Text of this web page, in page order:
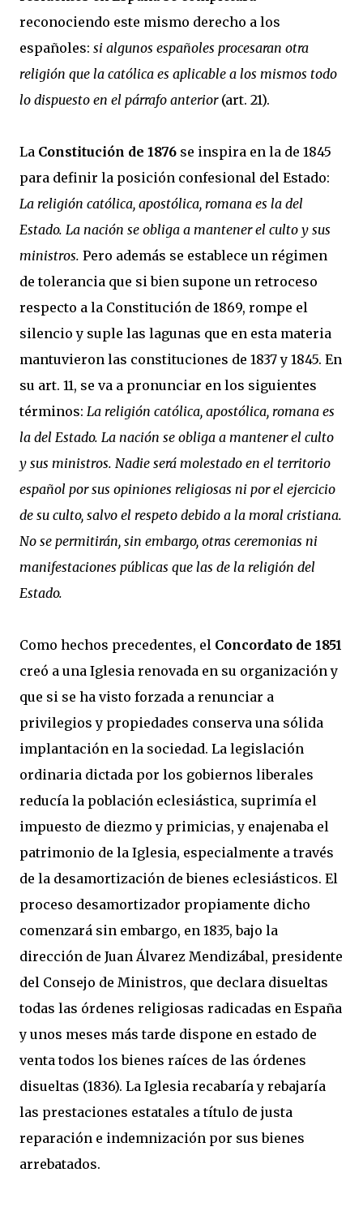
reconociendo este mismo derecho a los
españoles: si algunos españoles procesaran otra
religión que la católica es aplicable a los mismos todo
lo dispuesto en el párrafo anterior (art. 21).
La Constitución de 1876 se inspira en la de 1845
para definir la posición confesional del Estado:
La religión católica, apostólica, romana es la del
Estado. La nación se obliga a mantener el culto y sus
ministros. Pero además se establece un régimen
de tolerancia que si bien supone un retroceso
respecto a la Constitución de 1869, rompe el
silencio y suple las lagunas que en esta materia
mantuvieron las constituciones de 1837 y 1845. En
su art. 11, se va a pronunciar en los siguientes
términos: La religión católica, apostólica, romana es
la del Estado. La nación se obliga a mantener el culto
y sus ministros. Nadie será molestado en el territorio
español por sus opiniones religiosas ni por el ejercicio
de su culto, salvo el respeto debido a la moral cristiana.
No se permitirán, sin embargo, otras ceremonias ni
manifestaciones públicas que las de la religión del
Estado.
Como hechos precedentes, el Concordato de 1851
creó a una Iglesia renovada en su organización y
que si se ha visto forzada a renunciar a
privilegios y propiedades conserva una sólida
implantación en la sociedad. La legislación
ordinaria dictada por los gobiernos liberales
reducía la población eclesiástica, suprimía el
impuesto de diezmo y primicias, y enajenaba el
patrimonio de la Iglesia, especialmente a través
de la desamortización de bienes eclesiásticos. El
proceso desamortizador propiamente dicho
comenzará sin embargo, en 1835, bajo la
dirección de Juan Álvarez Mendizábal, presidente
del Consejo de Ministros, que declara disueltas
todas las órdenes religiosas radicadas en España
y unos meses más tarde dispone en estado de
venta todos los bienes raíces de las órdenes
disueltas (1836). La Iglesia recabaría y rebajaría
las prestaciones estatales a título de justa
reparación e indemnización por sus bienes
arrebatados.